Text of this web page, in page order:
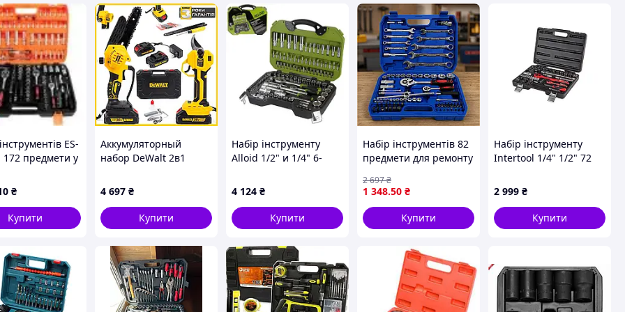
без прослизання
ES-
172 предмети у
₴
Купити
Аккумуляторный
набор DeWalt 2в1
+ секатор DCMPP66BL),
Набор для сада DeWalt
JGGW_4697
4 697 ₴
Купити
Hабір інструменту
Alloid 1/2" и 1/4" 6-
(TSN-108 )
(00000063472)
4 124 ₴
Купити
Набір інструментів 82
предмети для ремонту
побутових робіт
хромо-ванадієва сталь
у кейсі
1 348.50 ₴
2 697₴
Купити
Набір інструменту
Intertool 1/4" 1/2" 72
2 999 ₴
Купити